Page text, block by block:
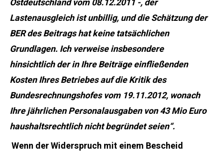
Ostdeutschland vom 08.12.2011 -, der
Lastenausgleich ist unbillig, und die Schätzung der
BER des Beitrags hat keine tatsächlichen
Grundlagen. Ich verweise insbesondere
hinsichtlich der in Ihre Beiträge einfließenden
Kosten Ihres Betriebes auf die Kritik des
Bundesrechnungshofes vom 19.11.2012, wonach
Ihre jährlichen Personalausgaben von 43 Mio Euro
haushaltsrechtlich nicht begründet seien“.
Wenn der Widerspruch mit einem Bescheid